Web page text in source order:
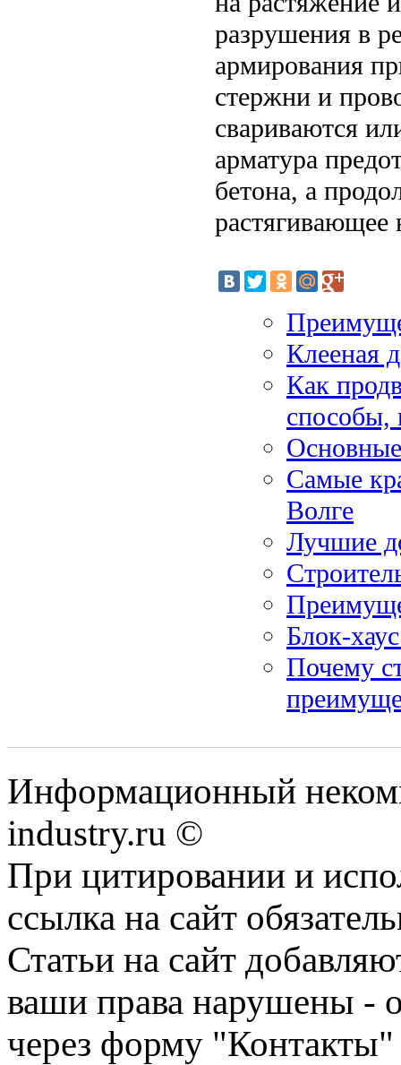
разрушения в
армирования
стержни и
свариваются
арматура
бетона, а
растягивающее
Клееная
Как
способы,
Самые
Волге
Лучшие
Блок-
Почему
Информационный
industry.ru ©
При цитировании и
ссылка на сайт
Статьи на сайт
ваши права нарушены -
через форму "Контакты"